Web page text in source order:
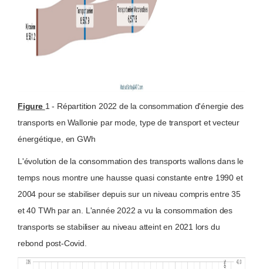
Figure 1 - Répartition 2022 de la consommation d'énergie des
transports en Wallonie par mode, type de transport et vecteur
énergétique, en GWh
L'évolution de la consommation des transports wallons dans le
temps nous montre une hausse quasi constante entre 1990 et
2004 pour se stabiliser depuis sur un niveau compris entre 35
et 40 TWh par an. L'année 2022 a vu la consommation des
transports se stabiliser au niveau atteint en 2021 lors du
rebond post-Covid.